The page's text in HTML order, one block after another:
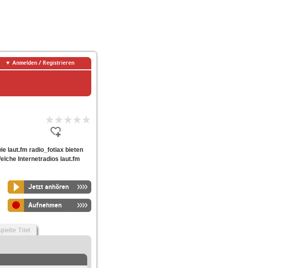
Anmelden / Registrieren
laut.fm radio_fotiax bieten
Internetradios laut.fm
Jetzt anhören
Aufnehmen
Titel